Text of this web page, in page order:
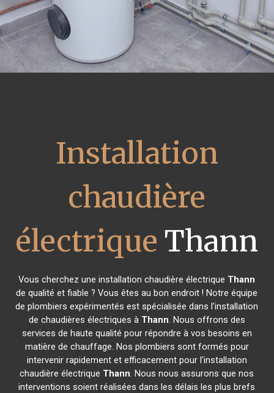
Installation
chaudière
électrique Thann
Vous cherchez une installation chaudière électrique Thann
de qualité et fiable ? Vous êtes au bon endroit ! Notre équipe
de plombiers expérimentés est spécialisée dans l'installation
de chaudières électriques à Thann. Nous offrons des
services de haute qualité pour répondre à vos besoins en
matière de chauffage. Nos plombiers sont formés pour
intervenir rapidement et efficacement pour l'installation
chaudière électrique Thann. Nous nous assurons que nos
interventions soient réalisées dans les délais les plus brefs